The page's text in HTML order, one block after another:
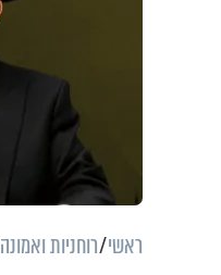
ראשי רוחניות ואמונה